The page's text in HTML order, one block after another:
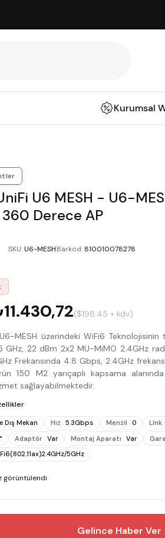
Kurumsal
U6 MESH - U6-
Derece AP
SKU:U6-MESHBarkod: 810010078278
($198.45 + kdv)
U6-MESH üzerindeki WiFi6
GHz, 22 dBm 2x2 MU-MiMO 2.4GHz
Frekansında 4.8 Gbps, 2.4GHz
150 M2 yarıçaplı kapsama
sağlayabilmektedir.
Dış Mekan Hız : 5.3Gbps Menzil : 0 Link :
Adaptör : Var Montaj Aparatı : Var
5GHz
görüntülendi
Gelince Haber Ver